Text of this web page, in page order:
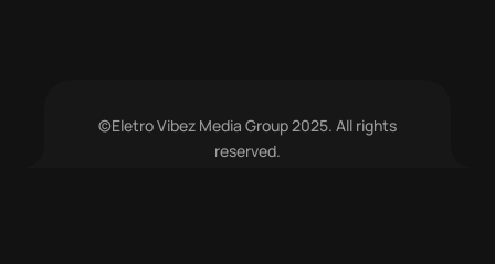
©Eletro Vibez Media Group 2025. All rights
reserved.